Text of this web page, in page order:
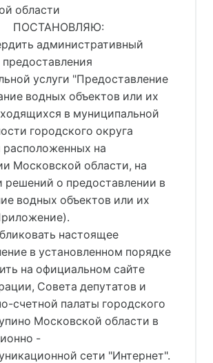
области
ПОСТАНОВЛЯЮ:
административный
предоставления
услуги "Предоставление
водных объектов или их
в муниципальной
городского округа
расположенных на
Московской области, на
решений о предоставлении в
водных объектов или их
настоящее
в установленном порядке
на официальном сайте
Совета депутатов и
счетной палаты городского
Московской области в
-
сети "Интернет".